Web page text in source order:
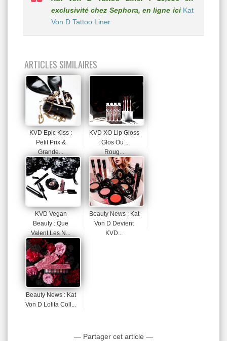
exclusivité chez Sephora, en ligne ici Kat
Von D Tattoo Liner
ARTICLES SIMILAIRES
KVD Epic Kiss :
Petit Prix &
Grande...
KVD XO Lip Gloss
: Glos Ou ...
Roug...
KVD Vegan
Beauty : Que
Valent Les N...
Beauty News : Kat
Von D Devient
KVD...
Beauty News : Kat
Von D Lolita Coll...
— Partager cet article —